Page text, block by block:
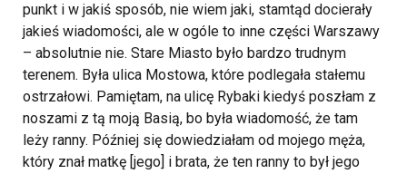
punkt i w jakiś sposób, nie wiem jaki, stamtąd docierały
jakieś wiadomości, ale w ogóle to inne części Warszawy
– absolutnie nie. Stare Miasto było bardzo trudnym
terenem. Była ulica Mostowa, które podlegała stałemu
ostrzałowi. Pamiętam, na ulicę Rybaki kiedyś poszłam z
noszami z tą moją Basią, bo była wiadomość, że tam
leży ranny. Później się dowiedziałam od mojego męża,
który znał matkę [jego] i brata, że ten ranny to był jego